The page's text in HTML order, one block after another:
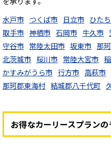
水戸市 つくば市 日立市 ひた
取手市 神栖市 石岡市 牛久市
守谷市 常陸太田市 坂東市 那
北茨城市 桜川市 常陸大宮市
かすみがうら市 行方市 高萩市
那珂郡東海村 結城郡八千代町
お得なカーリースプラン